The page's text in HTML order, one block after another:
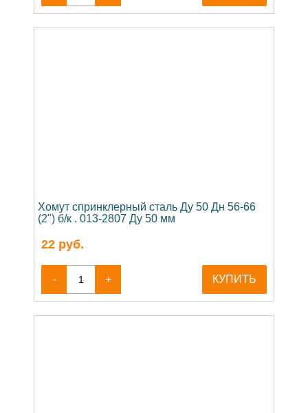
Хомут спринклерный сталь Ду 50 Дн 56-66
(2") б/к . 013-2807 Ду 50 мм
22 руб.
- + КУПИТЬ